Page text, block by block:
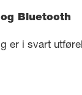
Bluetooth
er i svart